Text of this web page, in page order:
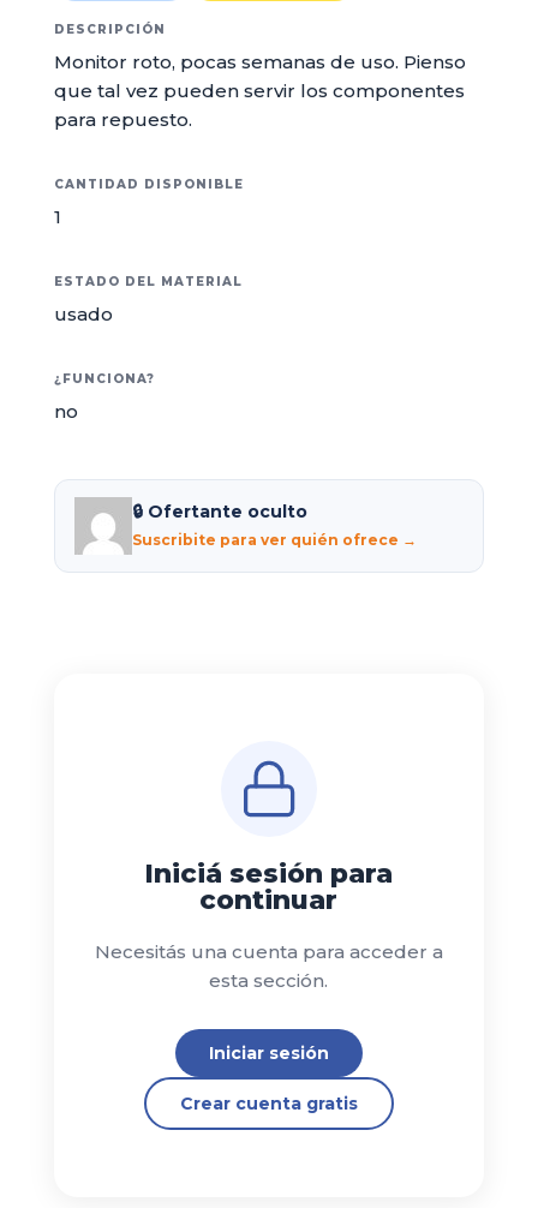
DESCRIPCIÓN
Monitor roto, pocas semanas de uso. Pienso
que tal vez pueden servir los componentes
para repuesto.
CANTIDAD DISPONIBLE
1
ESTADO DEL MATERIAL
usado
¿FUNCIONA?
no
🔒 Ofertante oculto
Suscribite para ver quién ofrece →
Iniciá sesión para
continuar
Necesitás una cuenta para acceder a
esta sección.
Iniciar sesión
Crear cuenta gratis